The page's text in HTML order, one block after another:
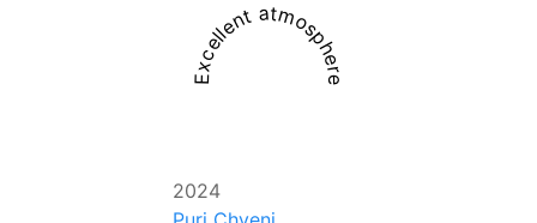
Excellent atmosphere
2024